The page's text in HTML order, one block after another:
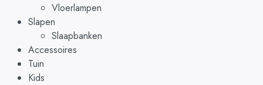
Vloerlampen
Slapen
Slaapbanken
Accessoires
Tuin
Kids